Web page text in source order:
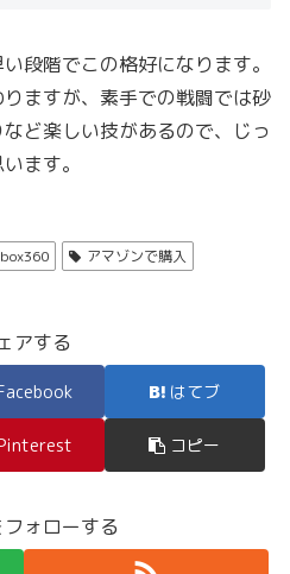
段階でこの格好になります。
ますが、素手での戦闘では砂
ど楽しい技があるので、じっ
ます。
アマゾンで購入
アする
はてブ
コピー
ォローする